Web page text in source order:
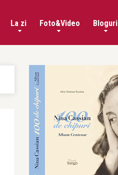
La zi Foto&Video Bloguri